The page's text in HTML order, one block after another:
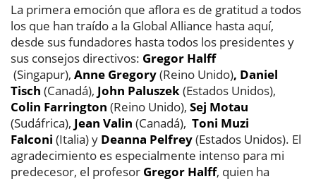
La primera emoción que aflora es de gratitud a todos
los que han traído a la Global Alliance hasta aquí,
desde sus fundadores hasta todos los presidentes y
sus consejos directivos: Gregor Halff
(Singapur), Anne Gregory(Reino Unido), Daniel
Tisch (Canadá), John Paluszek(Estados Unidos),
Colin Farrington (Reino Unido), Sej Motau
(Sudáfrica), Jean Valin (Canadá), Toni Muzi
Falconi (Italia) y Deanna Pelfrey(Estados Unidos). El
agradecimiento es especialmente intenso para mi
predecesor, el profesor Gregor Halff, quien ha